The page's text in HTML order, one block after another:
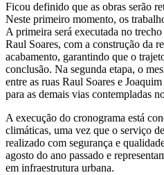
Ficou definido que as obras serão
Neste primeiro momento, os
A primeira será executada no
Raul Soares, com a construção da
acabamento, garantindo que o
conclusão. Na segunda etapa, o
entre as ruas Raul Soares e
para as demais vias contempladas
A execução do cronograma está
climáticas, uma vez que o serviço
realizado com segurança e
agosto do ano passado e
em infraestrutura urbana.